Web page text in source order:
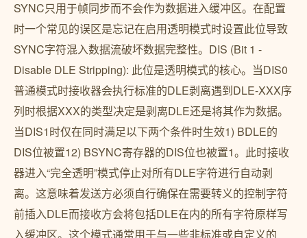
SYNC只用于帧同步而不会作为数据进入缓冲区。在配置
时一个常见的误区是忘记在启用透明模式时设置此位导致
SYNC字符混入数据流破坏数据完整性。DIS (Bit 1 -
Disable DLE Stripping): 此位是透明模式的核心。当DIS0
普通模式时接收器会执行标准的DLE剥离遇到DLE-XXX序
列时根据XXX的类型决定是剥离DLE还是将其作为数据。
当DIS1时仅在同时满足以下两个条件时生效1) BDLE的
DIS位被置12) BSYNC寄存器的DIS位也被置1。此时接收
器进入“完全透明”模式停止对所有DLE字符进行自动剥
离。这意味着发送方必须自行确保在需要转义的控制字符
前插入DLE而接收方会将包括DLE在内的所有字符原样写
入缓冲区。这个模式通常用于与一些非标准或自定义的